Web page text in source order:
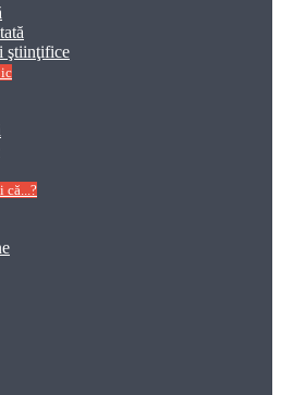
ştiinţifice
că...?